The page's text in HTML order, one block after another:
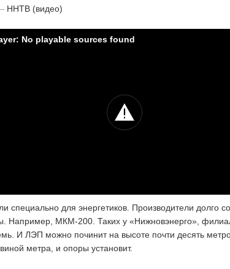
ННТВ (видео)
No playable sources found
специально для энергетиков. Производители долго
Например, МКМ-200. Таких у «Нижновэнерго»,
И ЛЭП можно починит на высоте почти десять
метра, и опоры установит.